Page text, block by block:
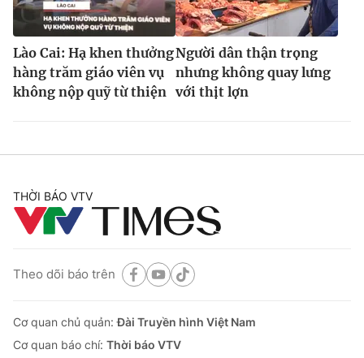
Lào Cai: Hạ khen thưởng
hàng trăm giáo viên vụ
không nộp quỹ từ thiện
Người dân thận trọng
nhưng không quay lưng
với thịt lợn
THỜI BÁO VTV
Theo dõi báo trên
Cơ quan chủ quản:Đài Truyền hình Việt Nam
Cơ quan báo chí: Thời báo VTV